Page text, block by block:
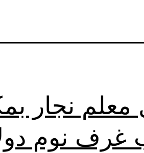
نجار
غرف نوم